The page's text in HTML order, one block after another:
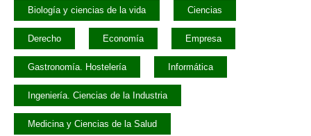
Biología y ciencias de la vida Ciencias
Derecho Economía Empresa
Gastronomía. Hostelería Informática
Ingeniería. Ciencias de la Industria
Medicina y Ciencias de la Salud